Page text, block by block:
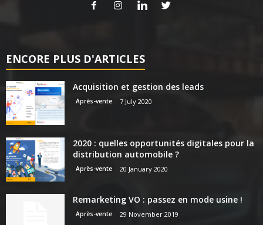
ENCORE PLUS D'ARTICLES
Acquisition et gestion des leads
Après-vente 7 July 2020
2020 : quelles opportunités digitales pour la
distribution automobile ?
Après-vente 20 January 2020
Remarketing VO : passez en mode usine !
Après-vente 29 November 2019